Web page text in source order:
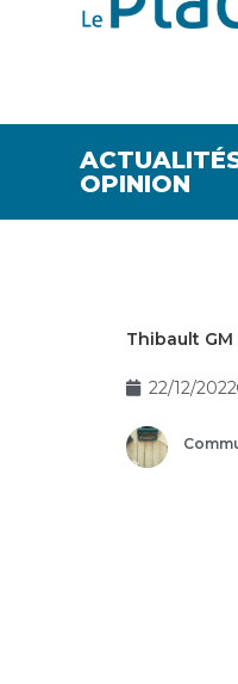
OPINION
Thibault
22/12/2022